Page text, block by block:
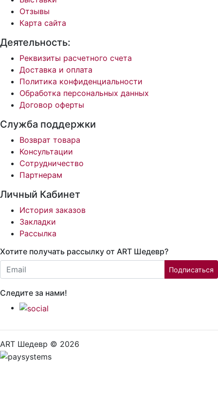
Отзывы
Карта сайта
Деятельность:
Реквизиты расчетного счета
Доставка и оплата
Политика конфиденциальности
Обработка персональных данных
Договор оферты
Служба поддержки
Возврат товара
Консультации
Сотрудничество
Партнерам
Личный Кабинет
История заказов
Закладки
Рассылка
Хотите получать рассылку от ART Шедевр?
Email:
Подписаться
Следите за нами!
ART Шедевр © 2026